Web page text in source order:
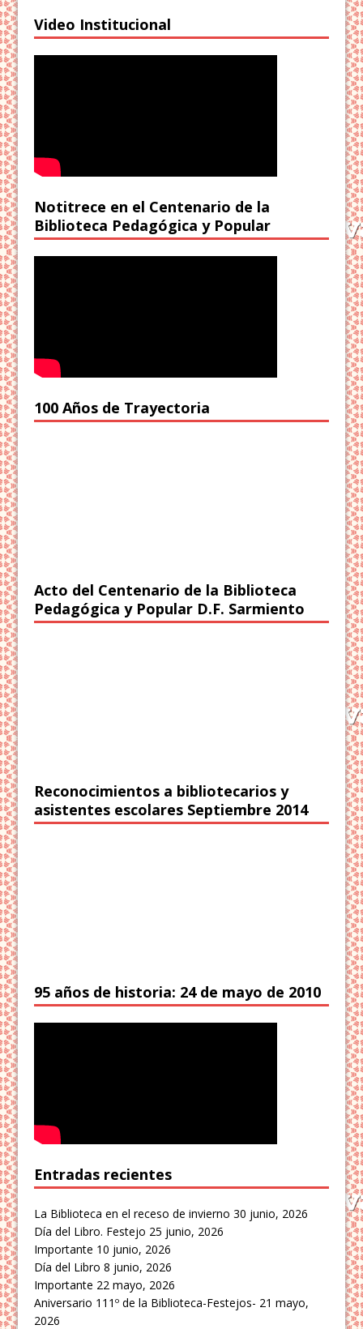
Video Institucional
Notitrece en el Centenario de la
Biblioteca Pedagógica y Popular
100 Años de Trayectoria
Acto del Centenario de la Biblioteca
Pedagógica y Popular D.F. Sarmiento
Reconocimientos a bibliotecarios y
asistentes escolares Septiembre 2014
95 años de historia: 24 de mayo de 2010
Entradas recientes
La Biblioteca en el receso de invierno 30 junio, 2026
Día del Libro. Festejo 25 junio, 2026
Importante 10 junio, 2026
Día del Libro 8 junio, 2026
Importante 22 mayo, 2026
Aniversario 111º de la Biblioteca-Festejos- 21 mayo,
2026